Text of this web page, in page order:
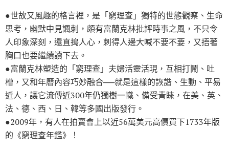
●世故又風趣的格言裡，是「窮理查」獨特的世態觀察、生命
思考，幽默中見諷刺，頗有富蘭克林批評時事之風，不只令
人印象深刻，還直搗人心，刺得人邊大喊不要不要，又捂著
胸口也要繼續讀下去。
●富蘭克林塑造的「窮理查」夫婦活靈活現，互相打鬧、吐
槽，又和年曆內容巧妙融合──就是這樣的詼諧、生動、平易
近人，讓它流傳近300年仍獨樹一幟、備受青睞，在美、英、
法、德、西、日、韓等多國出版發行。
●2009年，有人在拍賣會上以近56萬美元高價買下1733年版
的《窮理查年鑑》！